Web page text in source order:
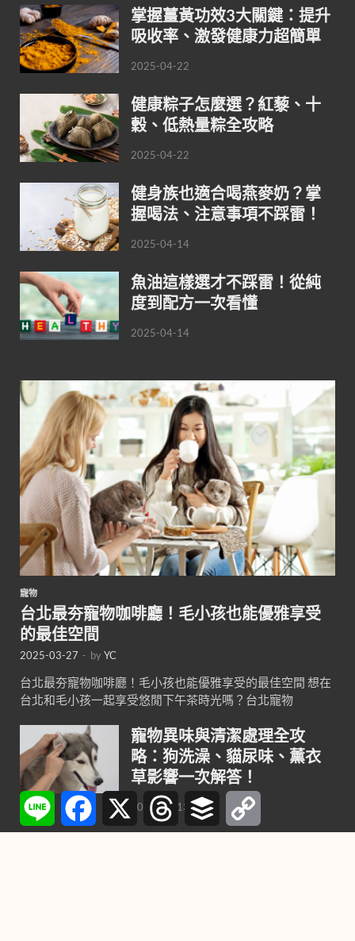
掌握薑黃功效3大關鍵：提升
吸收率、激發健康力超簡單
2025-04-22
健康粽子怎麼選？紅藜、十
穀、低熱量粽全攻略
2025-04-22
健身族也適合喝燕麥奶？掌
握喝法、注意事項不踩雷！
2025-04-14
魚油這樣選才不踩雷！從純
度到配方一次看懂
2025-04-14
寵物
台北最夯寵物咖啡廳！毛小孩也能優雅享受
的最佳空間
2025-03-27 - byYC
台北最夯寵物咖啡廳！毛小孩也能優雅享受的最佳空間 想在
台北和毛小孩一起享受悠閒下午茶時光嗎？台北寵物
寵物異味與清潔處理全攻
略：狗洗澡、貓尿味、薰衣
草影響一次解答！
2025-01-13
Line FacebookX Threads Buffer